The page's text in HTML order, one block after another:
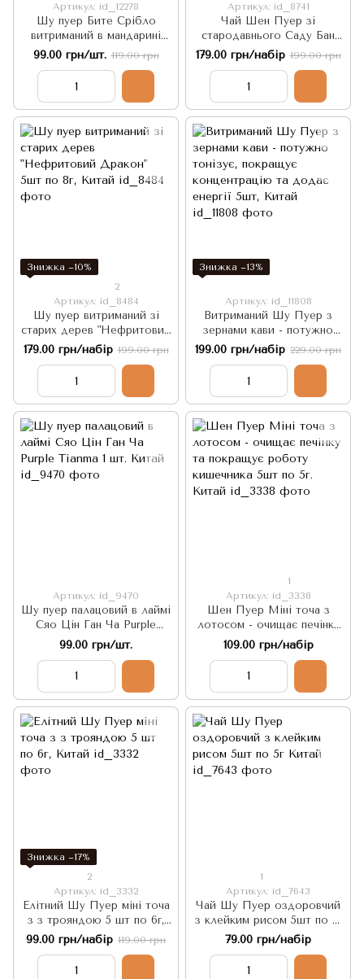
Артикул: id_12278
Шу пуер Бите Срібло
витриманий в мандарині
2022 рік - Зміцнює імунітет,
допомагає при сухому
кашлі, Китай
99.00 грн/шт. 119.00 грн
Артикул: id_8741
Чай Шен Пуер зі
стародавнього Саду Бан
Чжан 5шт по 7г. Китай
179.00 грн/набір 199.00 грн
Знижка −10%
2
Артикул: id_8484
Шу пуер витриманий зі
старих дерев "Нефритовий
Дракон" 5шт по 8г, Китай
179.00 грн/набір 199.00 грн
Знижка −13%
Артикул: id_11808
Витриманий Шу Пуер з
зернами кави - потужно
тонізує, покращує
концентрацію та додає
енергії 5шт, Китай
199.00 грн/набір 229.00 грн
Артикул: id_9470
Шу пуер палацовий в лаймі
Сяо Цін Ган Ча Purple
Tianma 1 шт. Китай
99.00 грн/шт.
1
Артикул: id_3338
Шен Пуер Міні точа з
лотосом - очищає печінку
та покращує роботу
кишечника 5шт по 5г. Китай
109.00 грн/набір
Знижка −17%
2
Артикул: id_3332
Елітний Шу Пуер міні точа
з з трояндою 5 шт по 6г,
Китай
99.00 грн/набір 119.00 грн
1
Артикул: id_7643
Чай Шу Пуер оздоровчий
з клейким рисом 5шт по 5г
Китай
79.00 грн/набір